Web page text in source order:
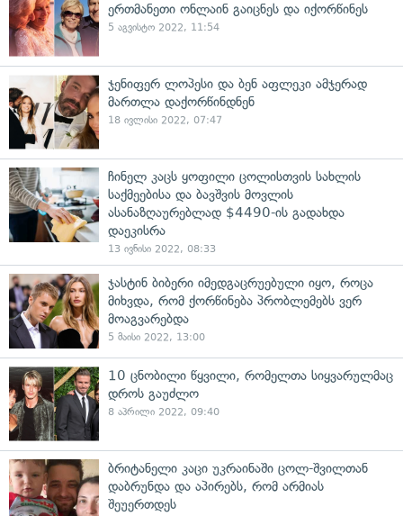
ერთმანეთი ონლაინ გაიცნეს და იქორწინეს
5 აგვისტო 2022, 11:54
ჯენიფერ ლოპესი და ბენ აფლეკი ამჯერად
მართლა დაქორწინდნენ
18 ივლისი 2022, 07:47
ჩინელ კაცს ყოფილი ცოლისთვის სახლის
საქმეებისა და ბავშვის მოვლის
ასანაზღაურებლად $4490-ის გადახდა
დაეკისრა
13 ივნისი 2022, 08:33
ჯასტინ ბიბერი იმედგაცრუებული იყო, როცა
მიხვდა, რომ ქორწინება პრობლემებს ვერ
მოაგვარებდა
5 მაისი 2022, 13:00
10 ცნობილი წყვილი, რომელთა სიყვარულმაც
დროს გაუძლო
8 აპრილი 2022, 09:40
ბრიტანელი კაცი უკრაინაში ცოლ-შვილთან
დაბრუნდა და აპირებს, რომ არმიას
შეუერთდეს